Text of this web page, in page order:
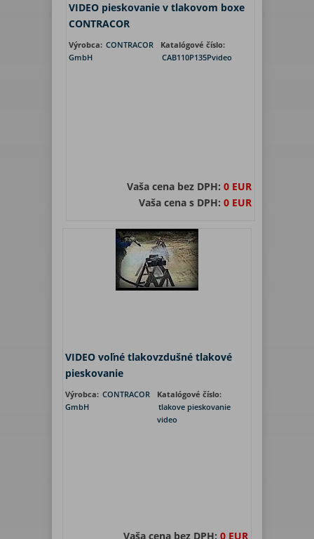
VIDEO pieskovanie v tlakovom boxe
CONTRACOR
Výrobca: CONTRACOR
GmbH
Katalógové číslo:
CAB110P135Pvideo
Vaša cena bez DPH:0 EUR
Vaša cena s DPH:0 EUR
VIDEO voľné tlakovzdušné tlakové
pieskovanie
Výrobca: CONTRACOR
GmbH
Katalógové číslo:
tlakove pieskovanie
video
Vaša cena bez DPH: 0 EUR